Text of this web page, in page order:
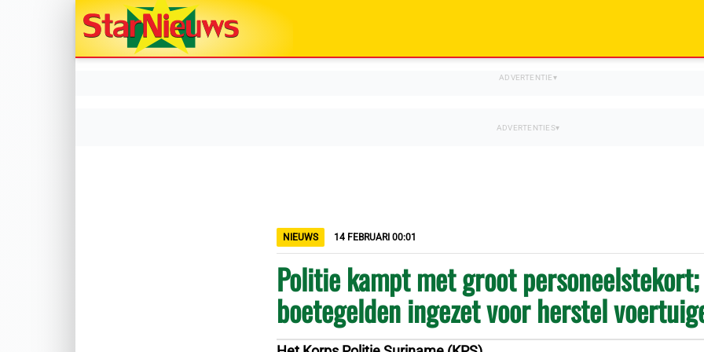
NIEUWS 14 FEBRUARI 00:01
Politie kampt met groot personeelstekort;
boetegelden ingezet voor herstel